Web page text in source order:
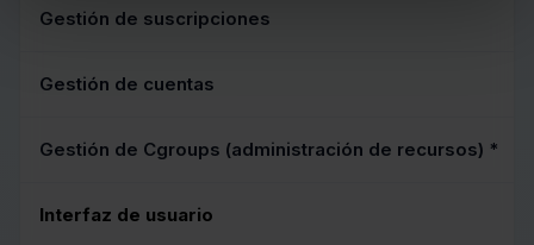
Gestión de suscripciones
Gestión de cuentas
Gestión de Cgroups (administración de recursos) *
Interfaz de usuario